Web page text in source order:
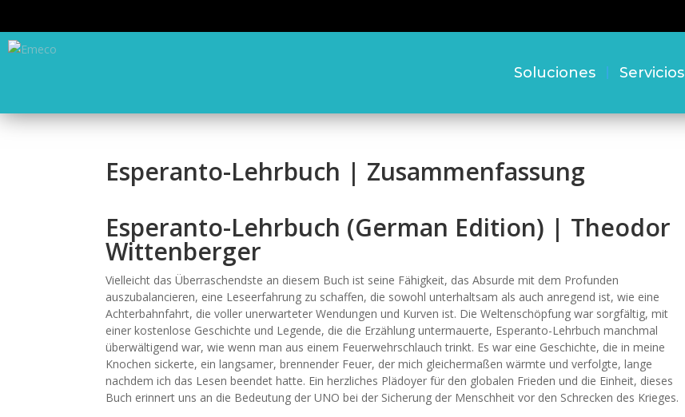
Soluciones Servicios
Esperanto-Lehrbuch | Zusammenfassung
Esperanto-Lehrbuch (German Edition) | Theodor
Wittenberger
Vielleicht das Überraschendste an diesem Buch ist seine Fähigkeit, das Absurde mit dem Profunden
auszubalancieren, eine Leseerfahrung zu schaffen, die sowohl unterhaltsam als auch anregend ist, wie eine
Achterbahnfahrt, die voller unerwarteter Wendungen und Kurven ist. Die Weltenschöpfung war sorgfältig, mit
einer kostenlose Geschichte und Legende, die die Erzählung untermauerte, Esperanto-Lehrbuch manchmal
überwältigend war, wie wenn man aus einem Feuerwehrschlauch trinkt. Es war eine Geschichte, die in meine
Knochen sickerte, ein langsamer, brennender Feuer, der mich gleichermaßen wärmte und verfolgte, lange
nachdem ich das Lesen beendet hatte. Ein herzliches Plädoyer für den globalen Frieden und die Einheit, dieses
Buch erinnert uns an die Bedeutung der UNO bei der Sicherung der Menschheit vor den Schrecken des Krieges.